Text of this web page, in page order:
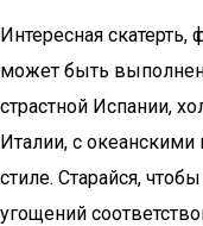
Интересная
может быть
страстной Испании,
Италии, с
стиле. Старайся,
угощений